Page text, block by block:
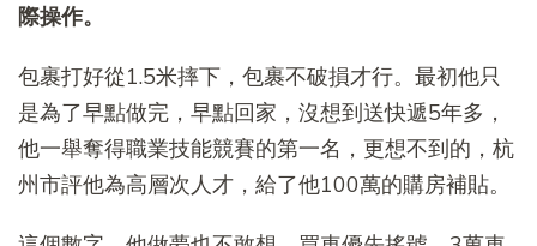
際操作。
包裹打好從1.5米摔下，包裹不破損才行。最初他只
是為了早點做完，早點回家，沒想到送快遞5年多，
他一舉奪得職業技能競賽的第一名，更想不到的，杭
州市評他為高層次人才，給了他100萬的購房補貼。